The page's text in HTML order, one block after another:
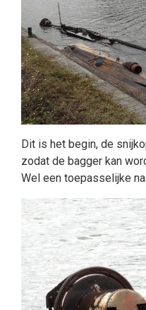
Dit is het begin, de
zodat de bagger kan
Wel een toepasselijke